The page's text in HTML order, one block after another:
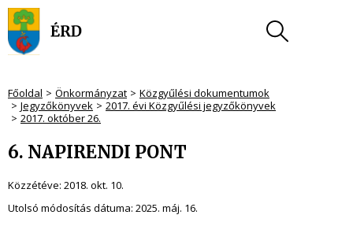
Főoldal Önkormányzat
Közgyűlési dokumentumok
Jegyzőkönyvek
2017. évi Közgyűlési jegyzőkönyvek
2017. október 26.
6. NAPIRENDI PONT
Közzétéve: 2018. okt. 10.
Utolsó módosítás dátuma: 2025. máj. 16.